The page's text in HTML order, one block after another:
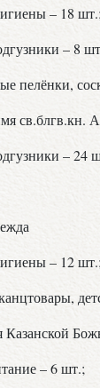
– 18
– 8
пелёнки,
св.блгв.кн.
– 24
– 12
– 6 шт.;